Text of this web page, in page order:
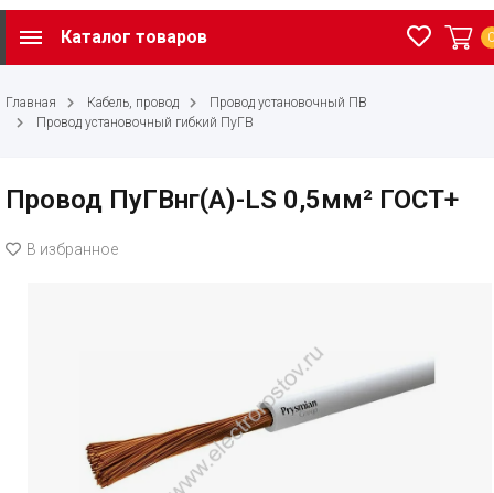
Каталог товаров
Главная Кабель, провод
Провод установочный ПВ
Провод установочный гибкий ПуГВ
Провод ПуГВнг(А)-LS 0,5мм² ГОСТ+
В избранное